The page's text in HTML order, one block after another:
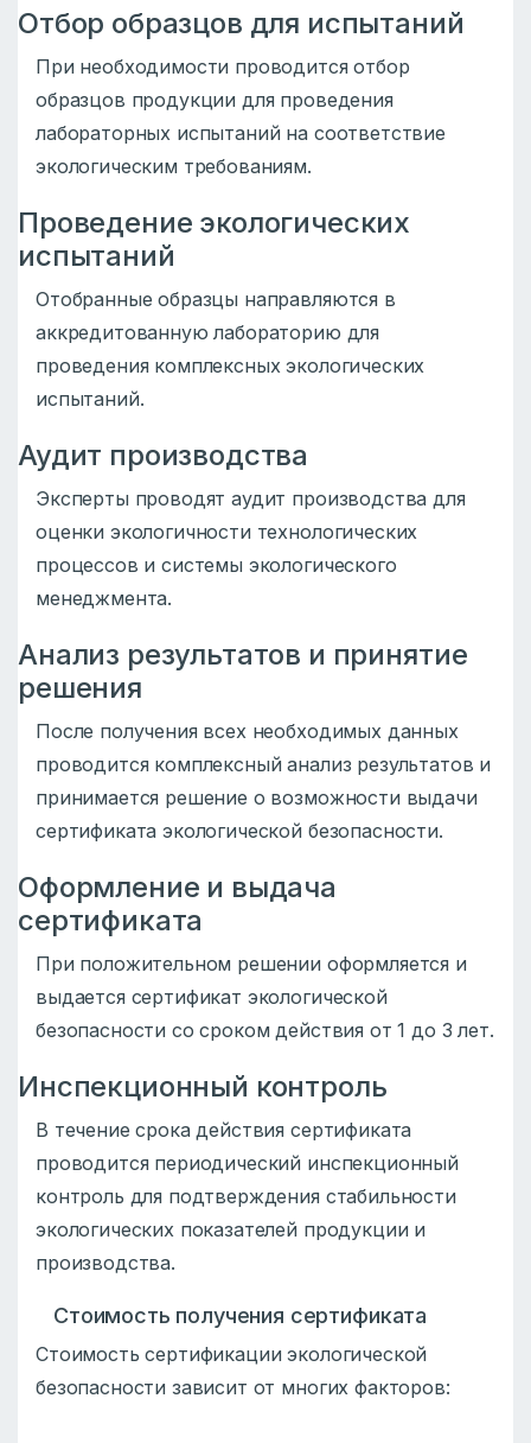
Отбор образцов для испытаний
При необходимости проводится отбор
образцов продукции для проведения
лабораторных испытаний на соответствие
экологическим требованиям.
Проведение экологических
испытаний
Отобранные образцы направляются в
аккредитованную лабораторию для
проведения комплексных экологических
испытаний.
Аудит производства
Эксперты проводят аудит производства для
оценки экологичности технологических
процессов и системы экологического
менеджмента.
Анализ результатов и принятие
решения
После получения всех необходимых данных
проводится комплексный анализ результатов и
принимается решение о возможности выдачи
сертификата экологической безопасности.
Оформление и выдача
сертификата
При положительном решении оформляется и
выдается сертификат экологической
безопасности со сроком действия от 1 до 3 лет.
Инспекционный контроль
В течение срока действия сертификата
проводится периодический инспекционный
контроль для подтверждения стабильности
экологических показателей продукции и
производства.
Стоимость получения сертификата
Стоимость сертификации экологической
безопасности зависит от многих факторов: